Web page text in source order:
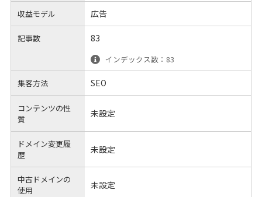
収益モデル 広告
記事数 83
インデックス数：83
集客方法 SEO
コンテンツの性
質
未設定
ドメイン変更履
歴
未設定
中古ドメインの
使用
未設定